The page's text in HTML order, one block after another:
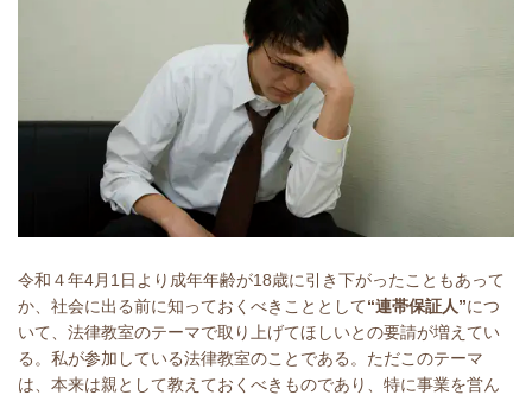
令和４年4月 1 日より成年年齢が18歳に引き下がったこともあって
か、社会に出る前に知っておくべきこととして“連帯保証人”につ
いて、法律教室のテーマで取り上げてほしいとの要請が増えてい
る。私が参加している法律教室のことである。ただこのテーマ
は、本来は親として教えておくべきものであり、特に事業を営ん